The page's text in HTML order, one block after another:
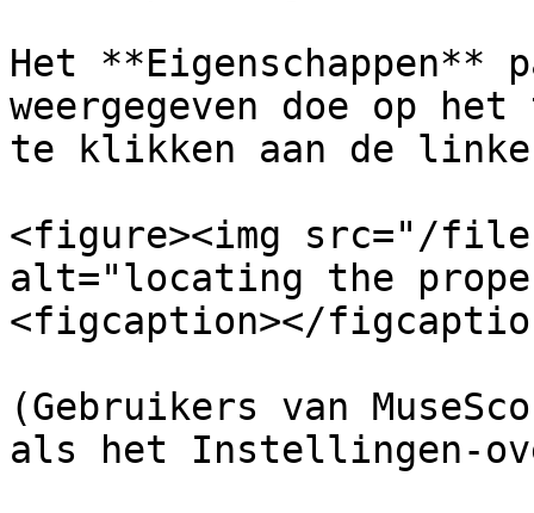
Het **Eigenschappen**
weergegeven doe op
te klikken aan de
<figure><img src="/
alt="locating the
<figcaption></
(Gebruikers van
als het Instellingen-